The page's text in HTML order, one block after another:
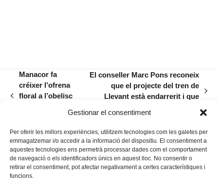
Gestionar el consentiment
Per oferir les millors experiències, utilitzem tecnologies com les galetes per
emmagatzemar i/o accedir a la informació del dispositiu. El consentiment a
aquestes tecnologies ens permetrà processar dades com el comportament
de navegació o els identificadors únics en aquest lloc. No consentir o
retirar el consentiment, pot afectar negativament a certes característiques i
funcions.
previous
Manacor fa
créixer l’ofrena
floral a l’obelisc
El conseller Marc Pons reconeix
que el projecte del tren de
Llevant està endarrerit i que